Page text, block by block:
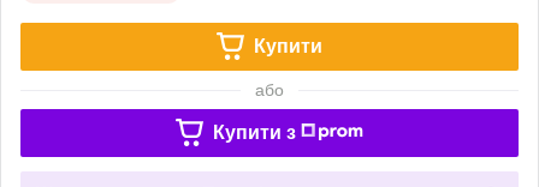
Купити
або
Купити з